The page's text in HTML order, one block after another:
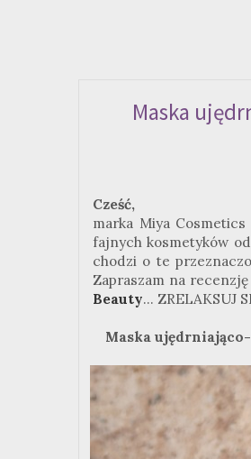
Maska
Cześć,
marka Miya
fajnych kosmetyków
chodzi o te
Zapraszam na
Beauty... ZRELAKSUJ
Maska